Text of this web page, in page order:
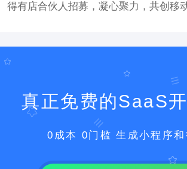
得有店合伙人招募，凝心聚力，共创移
真正免费的SaaS
0成本 0门槛 生成小程序和